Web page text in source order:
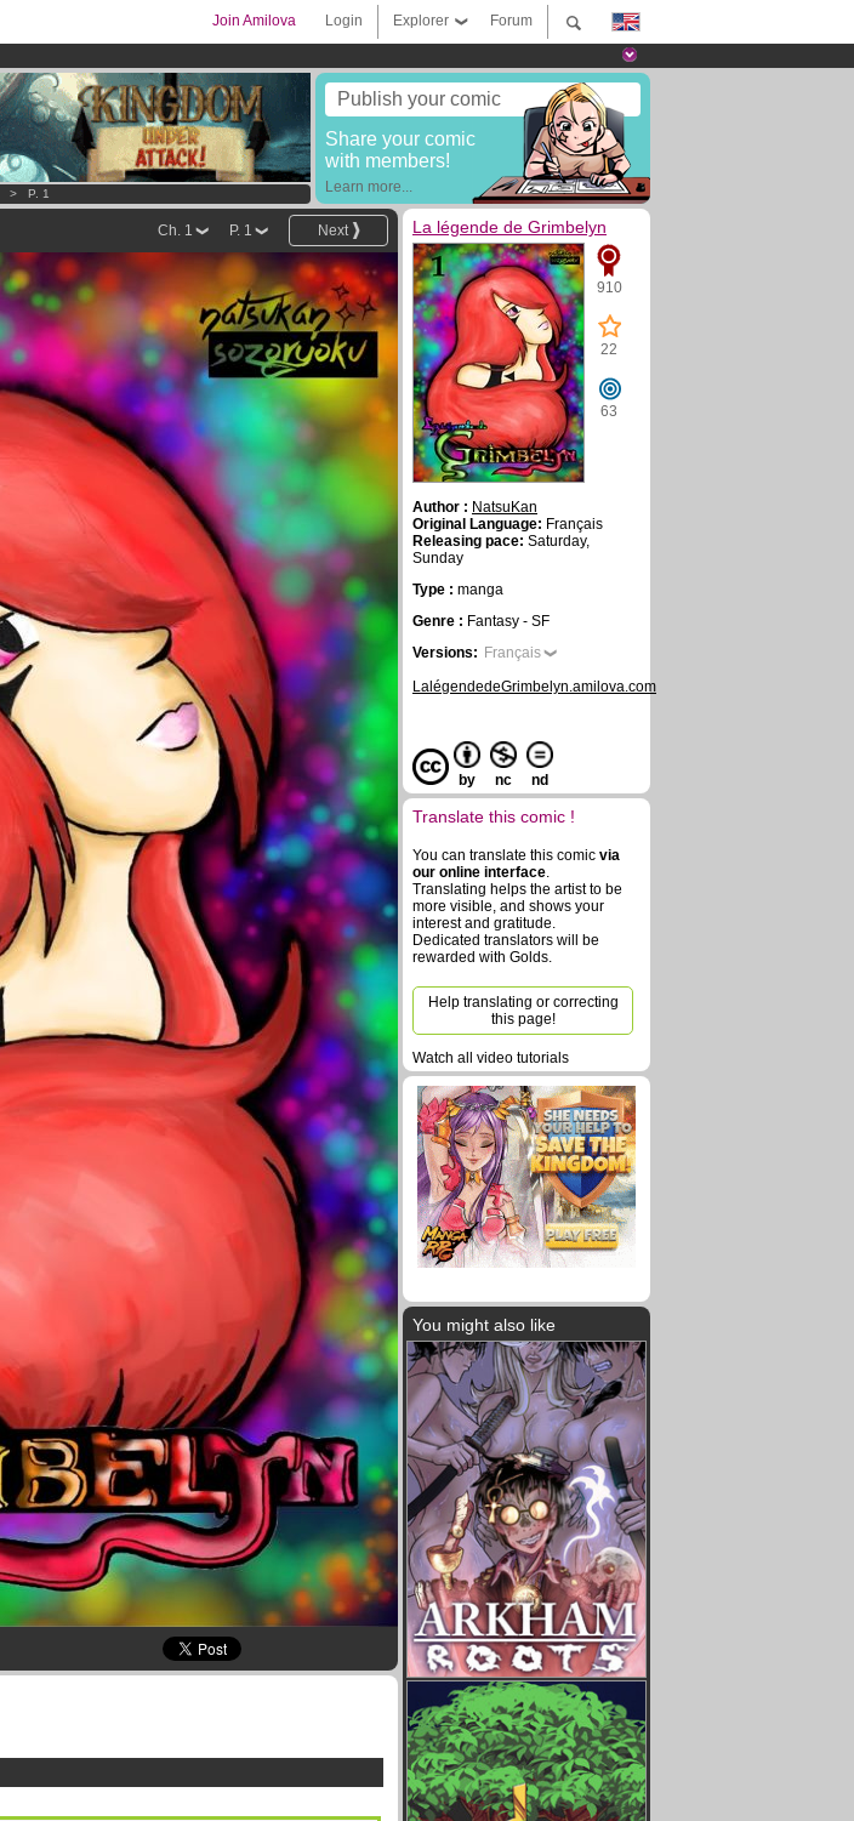
Forum
Explorer
Login
Join Amilova
Publish your comic
Share your comic
with members!
Learn more...
> P. 1
Next
P. 1
Ch. 1 La légende de Grimbelyn
910
22
63
Author : NatsuKan
Original Language: Français
Releasing pace: Saturday,
Sunday
Type : manga
Genre : Fantasy - SF
Versions: Français
LalégendedeGrimbelyn.amilova.com
by nc nd
Translate this comic !
You can translate this comic via
our online interface.
Translating helps the artist to be
more visible, and shows your
interest and gratitude.
Dedicated translators will be
rewarded with Golds.
Help translating or correcting
this page!
Watch all video tutorials
You might also like